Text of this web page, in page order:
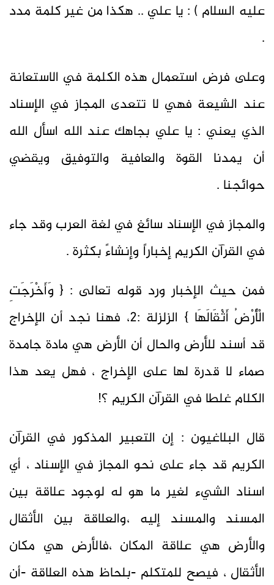
عليه السلام ) : يا علي .. هكذا من غير كلمة مدد
.
وعلى فرض استعمال هذه الكلمة في الاستعانة
عند الشيعة فهي لا تتعدى المجاز في الإسناد
الذي يعني : يا علي بجاهك عند الله اسأل الله
أن يمدنا القوة والعافية والتوفيق ويقضي
حوائجنا .
والمجاز في الإسناد سائغ في لغة العرب وقد جاء
في القرآن الكريم إخباراً وإنشاءً بكثرة .
فمن حيث الإخبار ورد قوله تعالى : { وَأَخْرَجَتِ
الْأَرْضُ أَثْقَالَهَا } الزلزلة :2، فهنا نجد أن الإخراج
قد أسند للأرض والحال أن الأرض هي مادة جامدة
صماء لا قدرة لها على الإخراج ، فهل يعد هذا
الكلام غلطا في القرآن الكريم ؟!
قال البلاغيون : إن التعبير المذكور في القرآن
الكريم قد جاء على نحو المجاز في الإسناد ، أي
اسناد الشيء لغير ما هو له لوجود علاقة بين
المسند والمسند إليه ،والعلاقة بين الأثقال
والأرض هي علاقة المكان ،فالأرض هي مكان
الأثقال ، فيصح للمتكلم -بلحاظ هذه العلاقة -أن